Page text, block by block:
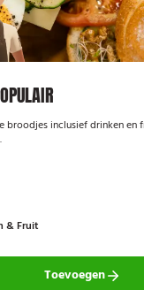
broodjes inclusief drinken en
& Fruit
Toevoegen